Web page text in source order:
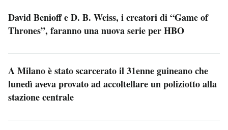
David Benioff e D. B. Weiss, i creatori di “Game of
Thrones”, faranno una nuova serie per HBO
A Milano è stato scarcerato il 31enne guineano che
lunedì aveva provato ad accoltellare un poliziotto alla
stazione centrale